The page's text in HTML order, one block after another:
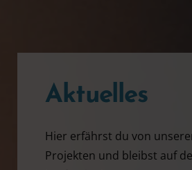
Aktuelles
Hier erfährst du von
Projekten und bleibst auf